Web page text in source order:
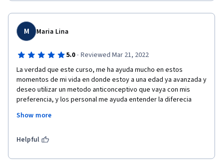
M Maria Lina
5.0 · Reviewed Mar 21, 2022
La verdad que este curso, me ha ayuda mucho en estos
momentos de mi vida en donde estoy a una edad ya avanzada y
deseo utilizar un metodo anticonceptivo que vaya con mis
preferencia, y los personal me ayuda entender la diferecia
Progestina, ya que en mi caso , es importante para mi salud,
Show more
Helpful